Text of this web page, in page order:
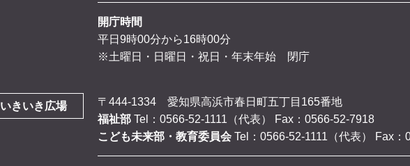
開庁時間
平日9時00分から16時00分
※土曜日・日曜日・祝日・年末年始 閉庁
いきいき広場
〒444-1334 愛知県高浜市春日町五丁目165番地
福祉部 Tel：0566-52-1111（代表）
Fax：0566-52-7918
こども未来部・教育委員会 Tel：0566-52-1111（代表） Fax：